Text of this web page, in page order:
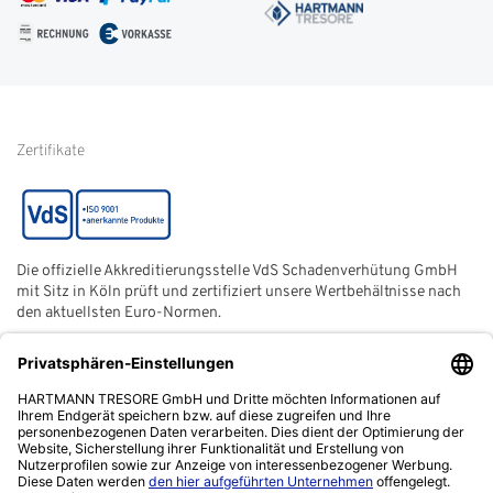
FAQ
Impressum
Batterieentsorgung
Zertifikate
Die offizielle Akkreditierungsstelle VdS Schadenverhütung GmbH
mit Sitz in Köln prüft und zertifiziert unsere Wertbehältnisse nach
den aktuellsten Euro-Normen.
Der ECB (European Certification Body) ist eine neutrale und
unabhängige Zertifizierungsstelle der European Security
Systems Association e. V. (ESSA) mit Sitz in Frankfurt am Main.